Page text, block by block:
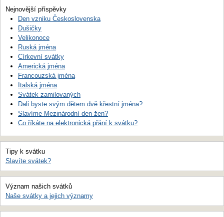
Nejnovější příspěvky
Den vzniku Československa
Dušičky
Velikonoce
Ruská jména
Církevní svátky
Americká jména
Francouzská jména
Italská jména
Svátek zamilovaných
Dali byste svým dětem dvě křestní jména?
Slavíme Mezinárodní den žen?
Co říkáte na elektronická přání k svátku?
Tipy k svátku
Slavíte svátek?
Význam našich svátků
Naše svátky a jejich významy